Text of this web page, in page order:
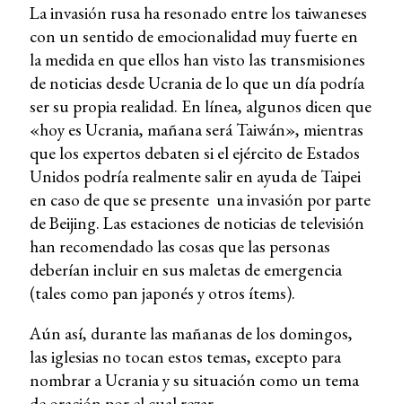
La invasión rusa ha resonado entre los taiwaneses
con un sentido de emocionalidad muy fuerte en
la medida en que ellos han visto las transmisiones
de noticias desde Ucrania de lo que un día podría
ser su propia realidad. En línea, algunos dicen que
«hoy es Ucrania, mañana será Taiwán», mientras
que los expertos debaten si el ejército de Estados
Unidos podría realmente salir en ayuda de Taipei
en caso de que se presente una invasión por parte
de Beijing. Las estaciones de noticias de televisión
han recomendado las cosas que las personas
deberían incluir en sus maletas de emergencia
(tales como pan japonés y otros ítems).
Aún así, durante las mañanas de los domingos,
las iglesias no tocan estos temas, excepto para
nombrar a Ucrania y su situación como un tema